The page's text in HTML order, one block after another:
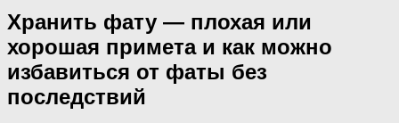
Хранить фату — плохая или
хорошая примета и как можно
избавиться от фаты без
последствий